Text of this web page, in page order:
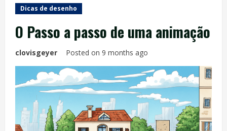
Dicas de desenho
O Passo a passo de uma animação
clovisgeyer Posted on 9 months ago